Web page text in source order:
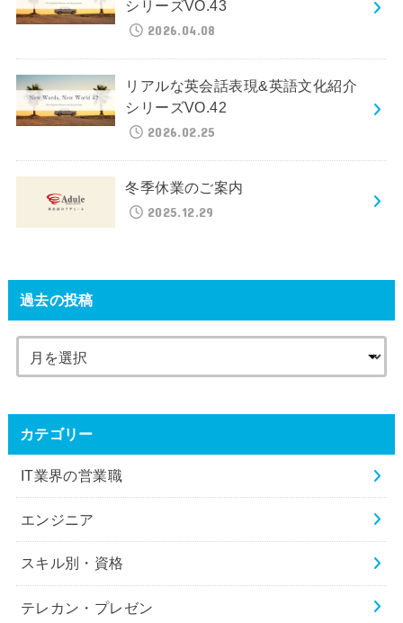
シリーズVO.43
2026.04.08
リアルな英会話表現&英語文化紹介
シリーズVO.42
2026.02.25
冬季休業のご案内
2025.12.29
過去の投稿
カテゴリー
IT業界の営業職
エンジニア
スキル別・資格
テレカン・プレゼン